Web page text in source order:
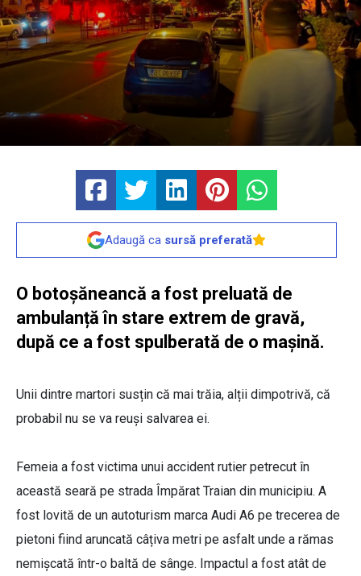
Adaugă ca sursă preferată
O botoșăneancă a fost preluată de
ambulanță în stare extrem de gravă,
după ce a fost spulberată de o mașină.
Unii dintre martori susțin că mai trăia, alții dimpotrivă, că
probabil nu se va reuși salvarea ei.
Femeia a fost victima unui accident rutier petrecut în
această seară pe strada Împărat Traian din municipiu. A
fost lovită de un autoturism marca Audi A6 pe trecerea de
pietoni fiind aruncată câțiva metri pe asfalt unde a rămas
nemișcată într-o baltă de sânge. Impactul a fost atât de